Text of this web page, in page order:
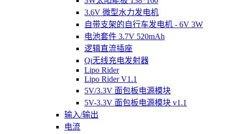
3.6V 微型水力发电机
自带支架的自行车发电机 - 6V 3W
电池套件 3.7V 520mAh
逻辑直流插座
Qi无线充电发射器
Lipo Rider
Lipo Rider V1.1
5V/3.3V 面包板电源模块
5V-3.3V 面包板电源模块 v1.1
输入/输出
电流